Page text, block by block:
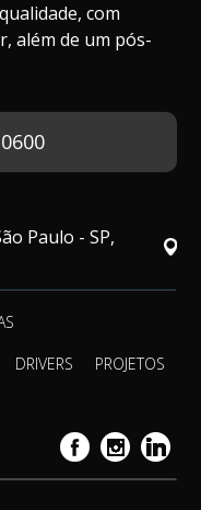
com
além de um pós-
Paulo - SP,
DRIVERS
PROJETOS